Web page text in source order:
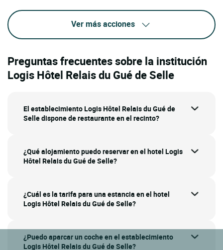
Ver más acciones
Preguntas frecuentes sobre la institución
Logis Hôtel Relais du Gué de Selle
El establecimiento Logis Hôtel Relais du Gué de
Selle dispone de restaurante en el recinto?
¿Qué alojamiento puedo reservar en el hotel Logis
Hôtel Relais du Gué de Selle?
¿Cuál es la tarifa para una estancia en el hotel
Logis Hôtel Relais du Gué de Selle?
¿Puedo aparcar un coche en el establecimiento
Logis Hôtel Relais du Gué de Selle?